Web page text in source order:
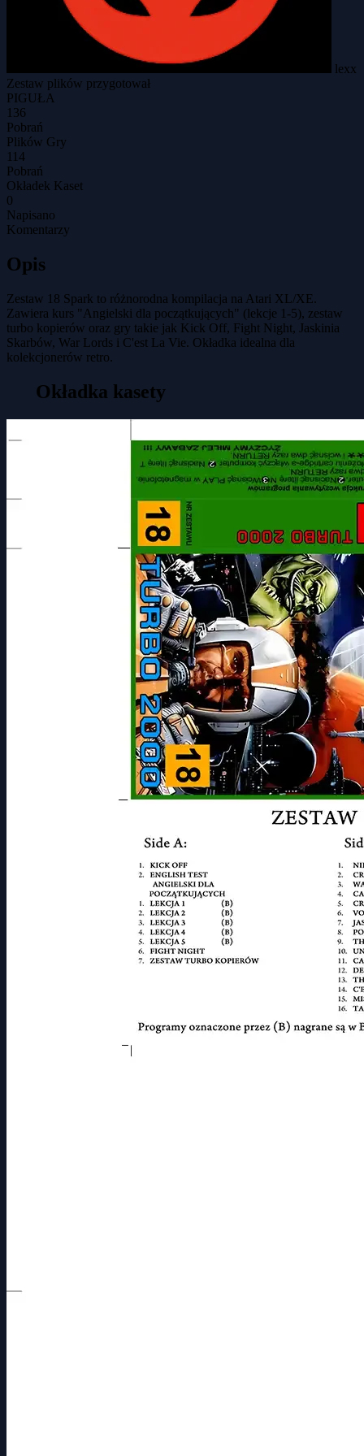
lexx
Zestaw plików przygotował
PIGUŁA
136
Pobrań
Plików Gry
114
Pobrań
Okładek Kaset
0
Napisano
Komentarzy
Opis
Zestaw 18 Spark to różnorodna kompilacja na Atari XL/XE.
Zawiera kurs "Angielski dla początkujących" (lekcje 1-5), zestaw
turbo kopierów oraz gry takie jak Kick Off, Fight Night, Jaskinia
Skarbów, War Lords i C'est La Vie. Okładka idealna dla
kolekcjonerów retro.
Okładka kasety